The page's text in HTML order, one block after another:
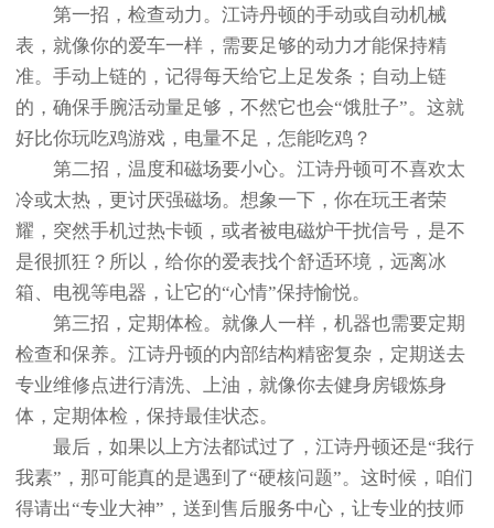
第一招，检查动力。江诗丹顿的手动或自动机械
表，就像你的爱车一样，需要足够的动力才能保持精
准。手动上链的，记得每天给它上足发条；自动上链
的，确保手腕活动量足够，不然它也会“饿肚子”。这就
好比你玩吃鸡游戏，电量不足，怎能吃鸡？
第二招，温度和磁场要小心。江诗丹顿可不喜欢太
冷或太热，更讨厌强磁场。想象一下，你在玩王者荣
耀，突然手机过热卡顿，或者被电磁炉干扰信号，是不
是很抓狂？所以，给你的爱表找个舒适环境，远离冰
箱、电视等电器，让它的“心情”保持愉悦。
第三招，定期体检。就像人一样，机器也需要定期
检查和保养。江诗丹顿的内部结构精密复杂，定期送去
专业维修点进行清洗、上油，就像你去健身房锻炼身
体，定期体检，保持最佳状态。
最后，如果以上方法都试过了，江诗丹顿还是“我行
我素”，那可能真的是遇到了“硬核问题”。这时候，咱们
得请出“专业大神”，送到售后服务中心，让专业的技师